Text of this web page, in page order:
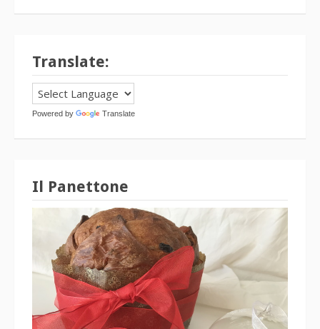
Translate:
Powered by Translate
Il Panettone